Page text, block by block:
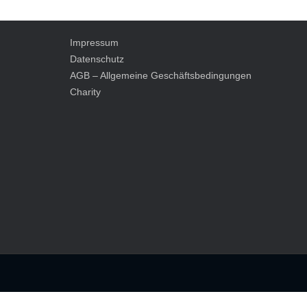
Post navigation
Impressum
Datenschutz
AGB – Allgemeine Geschäftsbedingungen
Charity